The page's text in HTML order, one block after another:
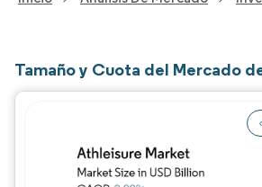
Tamaño y Cuota del Mercado